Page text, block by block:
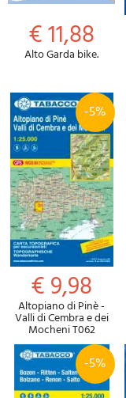
€ 11,88
Alto Garda bike.
-5%
€ 9,98
Altopiano di Pinè -
Valli di Cembra e dei
Mocheni T062
-5%